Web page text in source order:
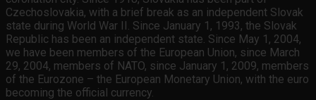
Czechoslovakia, with a brief break as an independent Slovak
state during World War II. Since January 1, 1993, the Slovak
Republic has been an independent state. Since May 1, 2004,
we have been members of the European Union, since March
29, 2004, members of NATO, since January 1, 2009, members
of the Eurozone – the European Monetary Union, with the euro
becoming the official currency.